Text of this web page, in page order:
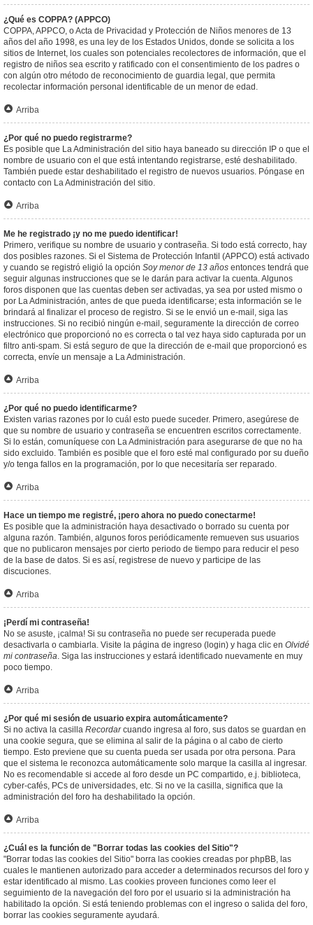
¿Qué es COPPA? (APPCO)
COPPA, APPCO, o Acta de Privacidad y Protección de Niños menores de 13
años del año 1998, es una ley de los Estados Unidos, donde se solicita a los
sitios de Internet, los cuales son potenciales recolectores de información, que el
registro de niños sea escrito y ratificado con el consentimiento de los padres o
con algún otro método de reconocimiento de guardia legal, que permita
recolectar información personal identificable de un menor de edad.
Arriba
¿Por qué no puedo registrarme?
Es posible que La Administración del sitio haya baneado su dirección IP o que el
nombre de usuario con el que está intentando registrarse, esté deshabilitado.
También puede estar deshabilitado el registro de nuevos usuarios. Póngase en
contacto con La Administración del sitio.
Arriba
Me he registrado ¡y no me puedo identificar!
Primero, verifique su nombre de usuario y contraseña. Si todo está correcto, hay
dos posibles razones. Si el Sistema de Protección Infantil (APPCO) está activado
y cuando se registró eligió la opción Soy menor de 13 años entonces tendrá que
seguir algunas instrucciones que se le darán para activar la cuenta. Algunos
foros disponen que las cuentas deben ser activadas, ya sea por usted mismo o
por La Administración, antes de que pueda identificarse; esta información se le
brindará al finalizar el proceso de registro. Si se le envió un e-mail, siga las
instrucciones. Si no recibió ningún e-mail, seguramente la dirección de correo
electrónico que proporcionó no es correcta o tal vez haya sido capturada por un
filtro anti-spam. Si está seguro de que la dirección de e-mail que proporcionó es
correcta, envíe un mensaje a La Administración.
Arriba
¿Por qué no puedo identificarme?
Existen varias razones por lo cuál esto puede suceder. Primero, asegúrese de
que su nombre de usuario y contraseña se encuentren escritos correctamente.
Si lo están, comuníquese con La Administración para asegurarse de que no ha
sido excluido. También es posible que el foro esté mal configurado por su dueño
y/o tenga fallos en la programación, por lo que necesitaría ser reparado.
Arriba
Hace un tiempo me registré, ¡pero ahora no puedo conectarme!
Es posible que la administración haya desactivado o borrado su cuenta por
alguna razón. También, algunos foros periódicamente remueven sus usuarios
que no publicaron mensajes por cierto periodo de tiempo para reducir el peso
de la base de datos. Si es así, registrese de nuevo y participe de las
discuciones.
Arriba
¡Perdí mi contraseña!
No se asuste, ¡calma! Si su contraseña no puede ser recuperada puede
desactivarla o cambiarla. Visite la página de ingreso (login) y haga clic en Olvidé
mi contraseña. Siga las instrucciones y estará identificado nuevamente en muy
poco tiempo.
Arriba
¿Por qué mi sesión de usuario expira automáticamente?
Si no activa la casilla Recordarcuando ingresa al foro, sus datos se guardan en
una cookie segura, que se elimina al salir de la página o al cabo de cierto
tiempo. Esto previene que su cuenta pueda ser usada por otra persona. Para
que el sistema le reconozca automáticamente solo marque la casilla al ingresar.
No es recomendable si accede al foro desde un PC compartido, e.j. biblioteca,
cyber-cafés, PCs de universidades, etc. Si no ve la casilla, significa que la
administración del foro ha deshabilitado la opción.
Arriba
¿Cuál es la función de "Borrar todas las cookies del Sitio"?
"Borrar todas las cookies del Sitio" borra las cookies creadas por phpBB, las
cuales le mantienen autorizado para acceder a determinados recursos del foro y
estar identificado al mismo. Las cookies proveen funciones como leer el
seguimiento de la navegación del foro por el usuario si la administración ha
habilitado la opción. Si está teniendo problemas con el ingreso o salida del foro,
borrar las cookies seguramente ayudará.